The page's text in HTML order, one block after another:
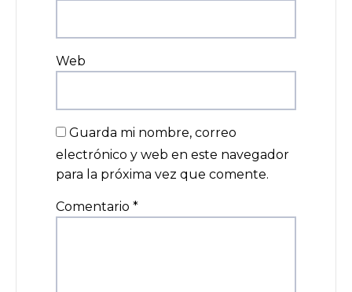
Web
Guarda mi nombre, correo
electrónico y web en este navegador
para la próxima vez que comente.
Comentario *